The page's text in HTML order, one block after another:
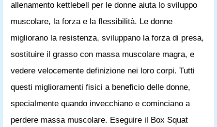
allenamento kettlebell per le donne aiuta lo sviluppo
muscolare, la forza e la flessibilità. Le donne
migliorano la resistenza, sviluppano la forza di presa,
sostituire il grasso con massa muscolare magra, e
vedere velocemente definizione nei loro corpi. Tutti
questi miglioramenti fisici a beneficio delle donne,
specialmente quando invecchiano e cominciano a
perdere massa muscolare. Eseguire il Box Squat